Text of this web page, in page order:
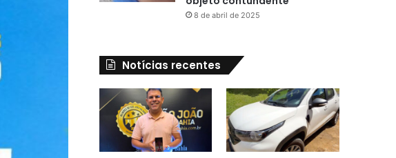
8 de abril de 2025
Notícias recentes